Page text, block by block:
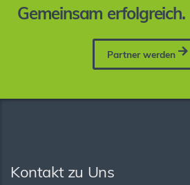
Gemeinsam erfolgreich.
Partner werden
Kontakt zu Uns